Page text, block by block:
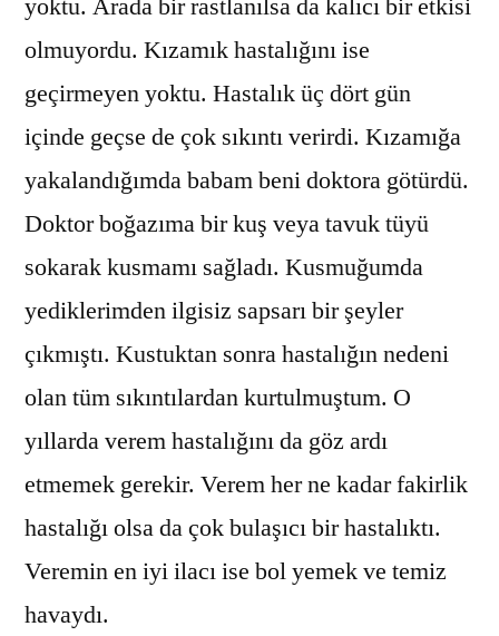
olmuyordu. Kızamık hastalığını ise
geçirmeyen yoktu. Hastalık üç dört gün
içinde geçse de çok sıkıntı verirdi. Kızamığa
yakalandığımda babam beni doktora götürdü.
Doktor boğazıma bir kuş veya tavuk tüyü
sokarak kusmamı sağladı. Kusmuğumda
yediklerimden ilgisiz sapsarı bir şeyler
çıkmıştı. Kustuktan sonra hastalığın nedeni
olan tüm sıkıntılardan kurtulmuştum. O
yıllarda verem hastalığını da göz ardı
etmemek gerekir. Verem her ne kadar fakirlik
hastalığı olsa da çok bulaşıcı bir hastalıktı.
Veremin en iyi ilacı ise bol yemek ve temiz
havaydı.